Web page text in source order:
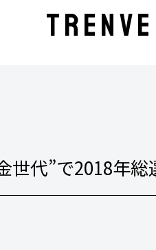
TRENVE
代”で2018年総